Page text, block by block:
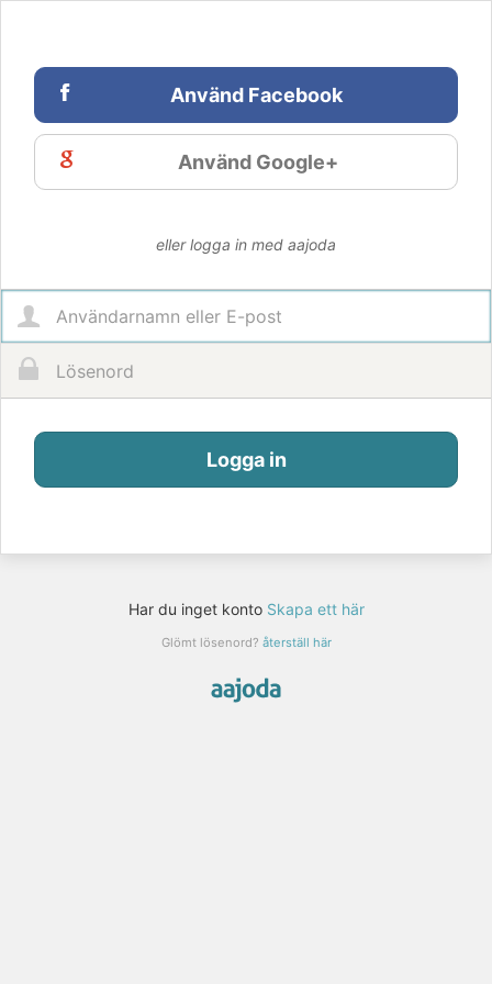
AnvändFacebook
Använd Google+
eller logga in med aajoda
Logga in
Har du inget konto Skapa ett här
Glömt lösenord? återställ här